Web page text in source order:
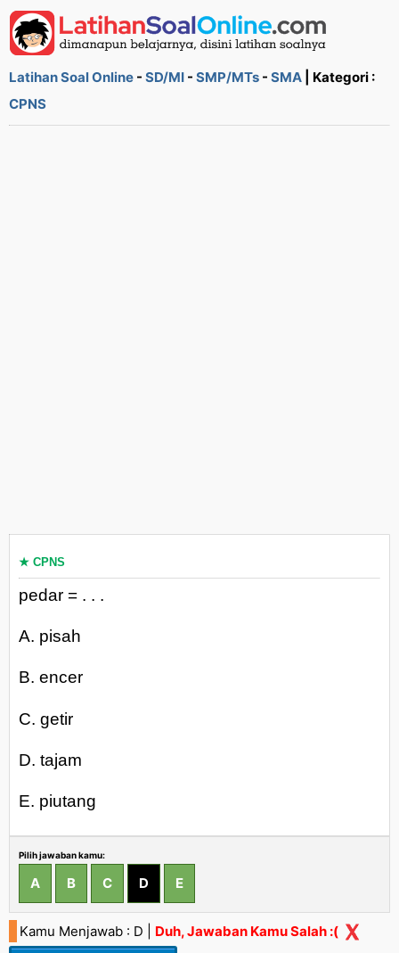
Latihan Soal Online - SD/MI - SMP/MTs - SMA | Kategori :
CPNS
★ CPNS
pedar = . . .
A. pisah
B. encer
C. getir
D. tajam
E. piutang
Pilih jawaban kamu:
A B C D E
Kamu Menjawab : D
Duh, Jawaban Kamu Salah :(